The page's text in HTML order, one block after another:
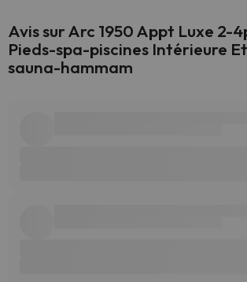
Avis sur Arc 1950 Appt Luxe 2-
Pieds-spa-piscines Intérieure
sauna-hammam